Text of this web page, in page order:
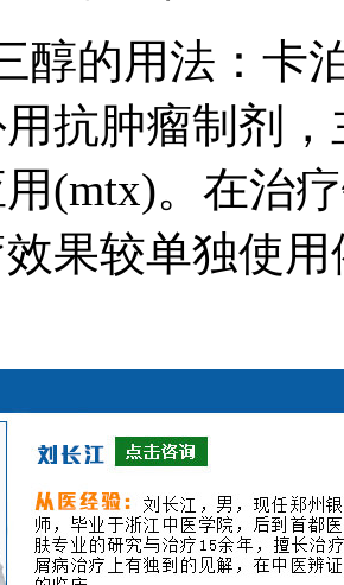
醇的用法：卡
抗肿瘤制剂
(mtx)。在治
果较单独使